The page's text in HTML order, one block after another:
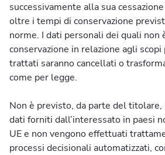
successivamente alla sua
oltre i tempi di conservazione
norme. I dati personali dei quali non
conservazione in relazione agli
trattati saranno cancellati o
come per legge.
Non è previsto, da parte del
dati forniti dall’interessato in paesi
UE e non vengono effettuati
processi decisionali automatizzati,